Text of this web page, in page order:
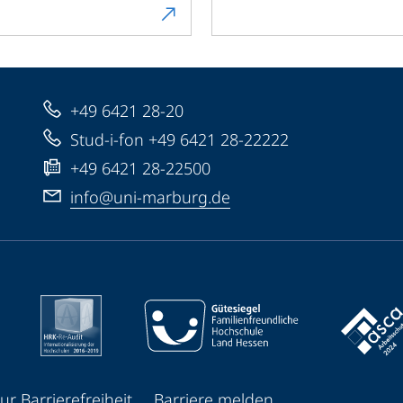
+49 6421 28-20
Stud-i-fon +49 6421 28-22222
+49 6421 28-22500
info@uni-marburg.de